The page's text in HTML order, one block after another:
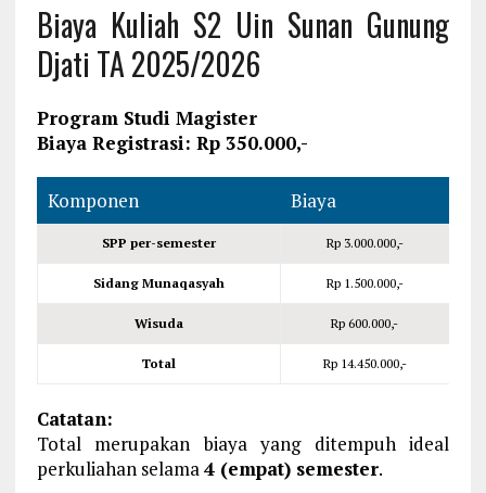
Biaya Kuliah S2 Uin Sunan Gunung
Djati TA 2025/2026
Program Studi Magister
Biaya Registrasi: Rp 350.000,-
Komponen Biaya
SPP per-semester Rp 3.000.000,-
Sidang Munaqasyah Rp 1.500.000,-
Wisuda Rp 600.000,-
Total Rp 14.450.000,-
Catatan:
Total merupakan biaya yang ditempuh ideal
perkuliahan selama4 (empat) semester.